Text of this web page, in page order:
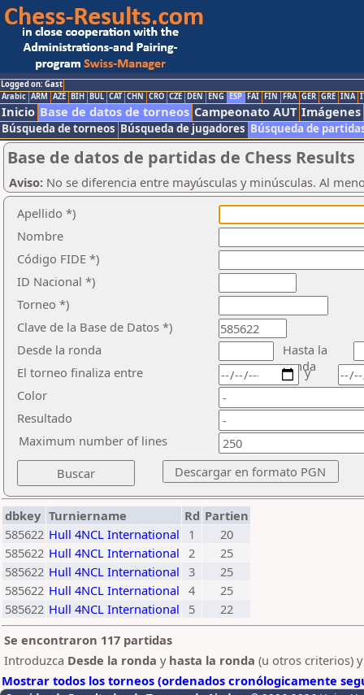
Logged on: Gast
Arabic ARM AZE BIH BUL CAT CHN CRO CZE DEN ENG ESP FAI FIN FRA GER GRE INA
Inicio Base de datos de torneos Campeonato AUT Imágenes
Búsqueda de torneos Búsqueda de jugadores Búsqueda de
Base de datos de partidas de Chess Results
Aviso: No se diferencia entre mayúsculas y minúsculas. Al
Apellido *)
Nombre
Código FIDE *)
ID Nacional *)
Torneo *)
Clave de la Base de Datos *)
Desde la ronda
Hasta la
ronda
El torneo finaliza entre
Color
Resultado
y
Maximum number of lines
dbkey Turniername Rd Partien
585622 Hull 4NCL International 1
20
585622 Hull 4NCL International 2
25
585622 Hull 4NCL International 3
25
585622 Hull 4NCL International 4
25
585622 Hull 4NCL International 5
22
Se encontraron 117 partidas
Introduzca Desde la ronda y hasta la ronda (u otros criterios)
Mostrar todos los torneos (ordenados cronólogicamente